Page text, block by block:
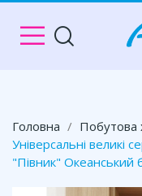
Головна Побутова
Універсальні великі
"Півник"